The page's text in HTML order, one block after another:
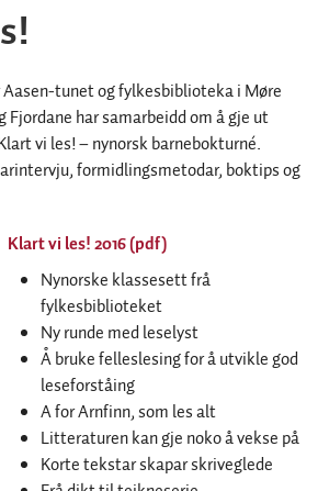
tunet og fylkesbiblioteka i Møre
Fjordane har samarbeidd om å gje ut
vi les! – nynorsk barnebokturné.
formidlingsmetodar, boktips og
Klart vi les! 2016 (pdf)
Nynorske klassesett frå
fylkesbiblioteket
Ny runde med leselyst
Å bruke felleslesing for å utvikle god
leseforståing
A for Arnfinn, som les alt
Litteraturen kan gje noko å vekse på
Korte tekstar skapar skriveglede